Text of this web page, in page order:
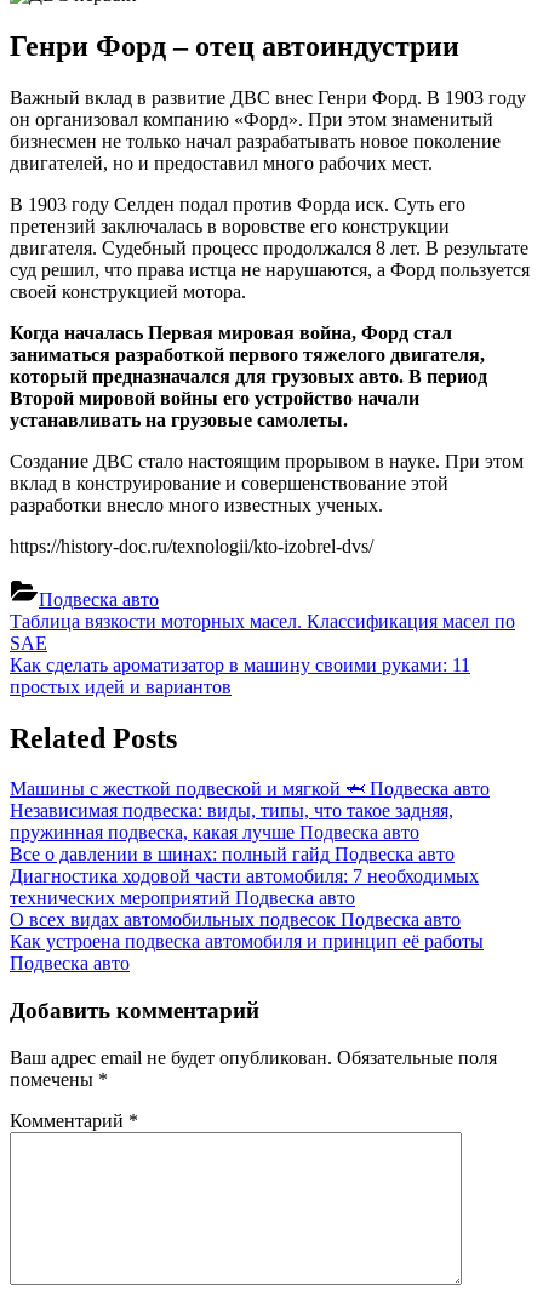
Генри Форд – отец автоиндустрии
Важный вклад в развитие ДВС внес Генри Форд. В 1903 году
он организовал компанию «Форд». При этом знаменитый
бизнесмен не только начал разрабатывать новое поколение
двигателей, но и предоставил много рабочих мест.
В 1903 году Селден подал против Форда иск. Суть его
претензий заключалась в воровстве его конструкции
двигателя. Судебный процесс продолжался 8 лет. В результате
суд решил, что права истца не нарушаются, а Форд пользуется
своей конструкцией мотора.
Когда началась Первая мировая война, Форд стал
заниматься разработкой первого тяжелого двигателя,
который предназначался для грузовых авто. В период
Второй мировой войны его устройство начали
устанавливать на грузовые самолеты.
Создание ДВС стало настоящим прорывом в науке. При этом
вклад в конструирование и совершенствование этой
разработки внесло много известных ученых.
https://history-doc.ru/texnologii/kto-izobrel-dvs/
Подвеска авто
Навигация
по
записям
Previous
Post:
Таблица вязкости моторных масел. Классификация масел по
SAE
Next
Post:
Как сделать ароматизатор в машину своими руками: 11
простых идей и вариантов
Related Posts
Машины с жесткой подвеской и мягкой 🦈 Подвеска авто
Независимая подвеска: виды, типы, что такое задняя,
пружинная подвеска, какая лучше Подвеска авто
Все о давлении в шинах: полный гайд Подвеска авто
Диагностика ходовой части автомобиля: 7 необходимых
технических мероприятий Подвеска авто
О всех видах автомобильных подвесок Подвеска авто
Как устроена подвеска автомобиля и принцип её работы
Подвеска авто
Добавить комментарий
Ваш адрес email не будет опубликован. Обязательные поля
помечены *
Комментарий *